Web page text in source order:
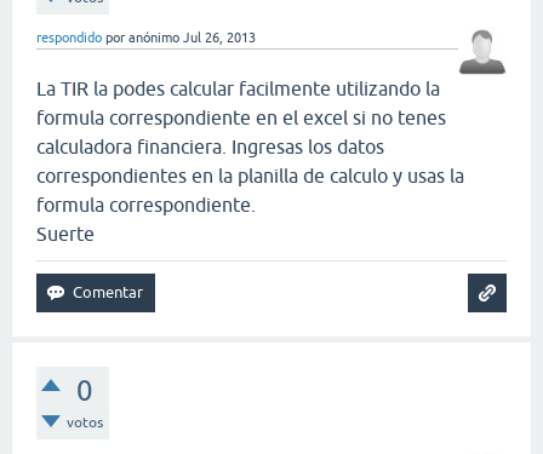
respondido por anónimo Jul 26, 2013
La TIR la podes calcular facilmente utilizando la
formula correspondiente en el excel si no tenes
calculadora financiera. Ingresas los datos
correspondientes en la planilla de calculo y usas la
formula correspondiente.
Suerte
0
votos